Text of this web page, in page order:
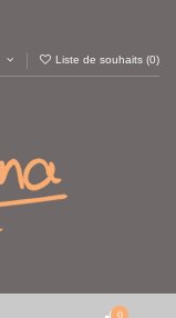
Liste de souhaits (0)
0